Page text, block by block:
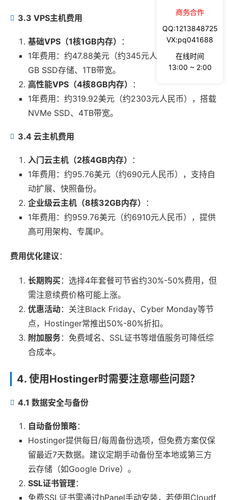
3.3 VPS主机费用
基础VPS（1核1GB内存）
：
1年费用：约47.88美元（约345元人民币），提供20
GB SSD存储、1TB带宽。
高性能VPS（4核8GB内存）
：
1年费用：约319.92美元（约2303元人民币），搭载
NVMe SSD、4TB带宽。
3.4 云主机费用
入门云主机（2核4GB内存）
：
1年费用：约95.76美元（约690元人民币），支持自
动扩展、快照备份。
企业级云主机（8核32GB内存）
：
1年费用：约959.76美元（约6910元人民币），提供
高可用架构、专属IP。
费用优化建议 ：
长期购买：选择4年套餐可节省约30%-50%费用，但
需注意续费价格可能上涨。
优惠活动：关注Black Friday、Cyber Monday等节
点，Hostinger常推出50%-80%折扣。
附加服务：免费域名、SSL证书等增值服务可降低综
合成本。
4. 使用Hostinger时需要注意哪些问题？
4.1 数据安全与备份
自动备份策略：
Hostinger提供每日/每周备份选项，但免费方案仅保
留最近7天数据。建议定期手动备份至本地或第三方
云存储（如Google Drive）。
SSL证书管理 ：
免费SSL证书需通过hPanel手动安装，若使用Cloudf
商务合作
QQ:1213848725
VX:pq041688
在线时间
13:00 ~ 2:00